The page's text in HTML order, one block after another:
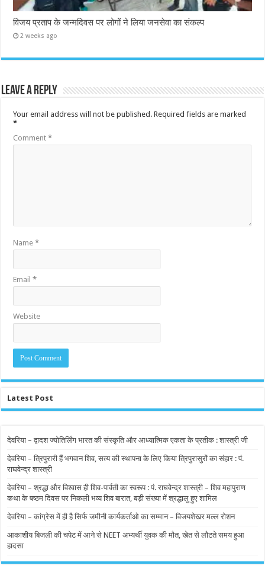
विजय प्रताप के जन्मदिवस पर लोगों ने लिया जनसेवा का संकल्प
2 weeks ago
Leave a Reply
Your email address will not be published. Required fields are marked
*
Comment*
Name*
Email*
Website
Latest Post
देवरिया – द्वादश ज्योतिर्लिंग भारत की संस्कृति और आध्यात्मिक एकता के प्रतीक : शास्त्री जी
देवरिया – त्रिपुरारी हैं भगवान शिव, सत्य की स्थापना के लिए किया त्रिपुरासुरों का संहार : पं.
राघवेन्द्र शास्त्री
देवरिया – श्रद्धा और विश्वास ही शिव-पार्वती का स्वरूप : पं. राघवेन्द्र शास्त्री – शिव महापुराण
कथा के षष्ठम दिवस पर निकली भव्य शिव बारात, बड़ी संख्या में श्रद्धालु हुए शामिल
देवरिया – कांग्रेस में ही है सिर्फ जमीनी कार्यकर्ताओ का सम्मान – विजयशेखर मल्ल रोशन
आकाशीय बिजली की चपेट में आने से NEET अभ्यर्थी युवक की मौत, खेत से लौटते समय हुआ
हादसा